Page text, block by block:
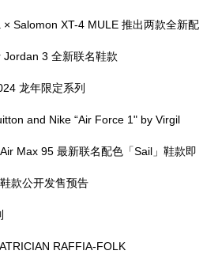
Salomon XT-4 MULE 推出两款全新配
3 全新联名鞋款
龙年限定系列
and Nike “Air Force 1" by Virgil
Max 95 最新联名配色「Sail」鞋款即
款公开发售预告
RAFFIA-FOLK